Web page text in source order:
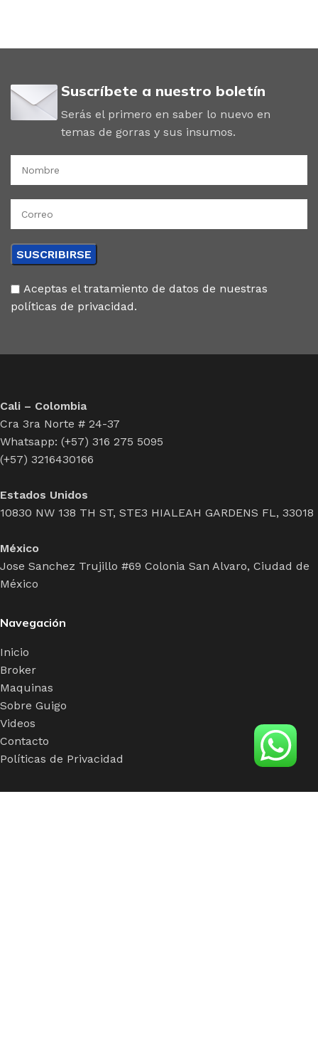
Suscríbete a nuestro boletín
Serás el primero en saber lo nuevo en
temas de gorras y sus insumos.
Aceptas el tratamiento de datos de nuestras
políticas de privacidad.
Cali – Colombia
Cra 3ra Norte # 24-37
Whatsapp: (+57) 316 275 5095
(+57) 3216430166
Estados Unidos
10830 NW 138 TH ST, STE3 HIALEAH GARDENS FL, 33018
México
Jose Sanchez Trujillo #69 Colonia San Alvaro, Ciudad de
México
Navegación
Inicio
Broker
Maquinas
Sobre Guigo
Videos
Contacto
Políticas de Privacidad